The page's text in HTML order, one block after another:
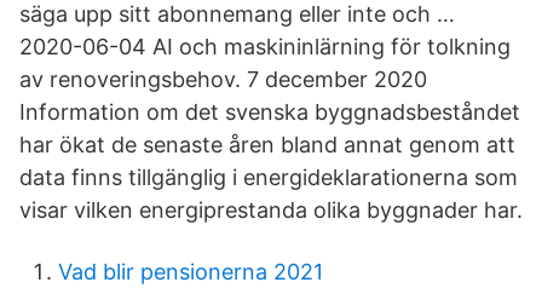
säga upp sitt abonnemang eller inte och …
2020-06-04 AI och maskininlärning för tolkning
av renoveringsbehov. 7 december 2020
Information om det svenska byggnadsbeståndet
har ökat de senaste åren bland annat genom att
data finns tillgänglig i energideklarationerna som
visar vilken energiprestanda olika byggnader har.
Vad blir pensionerna 2021